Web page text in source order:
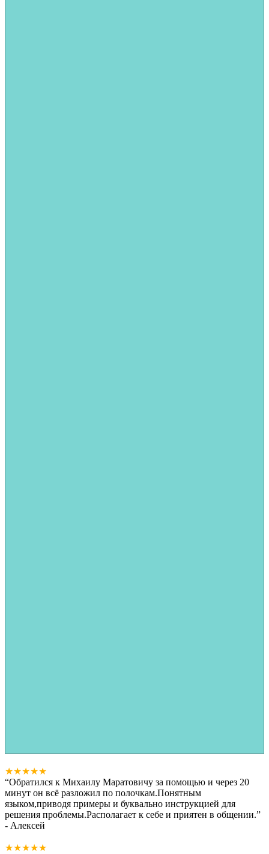
★★★★★
“Обратился к Михаилу Маратовичу за помощью и через 20
минут он всё разложил по полочкам.Понятным
языком,приводя примеры и буквально инструкцией для
решения проблемы.Располагает к себе и приятен в общении.”
- Алексей
★★★★★